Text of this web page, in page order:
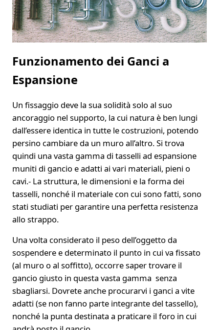
Funzionamento dei Ganci a
Espansione
Un fissaggio deve la sua solidità solo al suo
ancoraggio nel supporto, la cui natura è ben lungi
dall’essere identica in tutte le costruzioni, potendo
persino cambiare da un muro all’altro. Si trova
quindi una vasta gamma di tasselli ad espansione
muniti di gancio e adatti ai vari materiali, pieni o
cavi.- La struttura, le dimensioni e la forma dei
tasselli, nonché il materiale con cui sono fatti, sono
stati studiati per garantire una perfetta resistenza
allo strappo.
Una volta considerato il peso dell’oggetto da
sospendere e determinato il punto in cui va fissato
(al muro o al soffitto), occorre saper trovare il
gancio giusto in questa vasta gamma senza
sbagliarsi. Dovrete anche procurarvi i ganci a vite
adatti (se non fanno parte integrante del tassello),
nonché la punta destinata a praticare il foro in cui